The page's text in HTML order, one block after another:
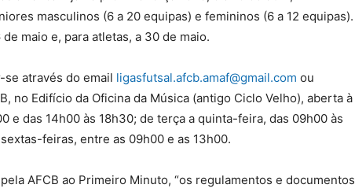
masculinos (6 a 20 equipas) e femininos (6 a 12 equipas).
maio e, para atletas, a 30 de maio.
através do email ligasfutsal.afcb.amaf@gmail.com ou
no Edifício da Oficina da Música (antigo Ciclo Velho), aberta à
e das 14h00 às 18h30; de terça a quinta-feira, das 09h00 às
feiras, entre as 09h00 e as 13h00.
AFCB ao Primeiro Minuto, “os regulamentos e documentos